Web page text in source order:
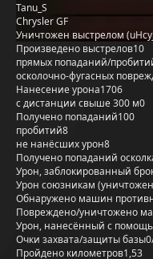
Tanu_S
Chrysler GF
Уничтожен выстрелом
Произведено выстрелов10
прямых попаданий/
осколочно-фугасных
Нанесение урона1706
с дистанции свыше 300 м0
Получено попаданий100
пробитий8
не нанёсших урон8
Получено попаданий
Урон, заблокированный
Урон союзникам
Обнаружено машин
Повреждено/уничтожено
Урон, нанесённый с
Очки захвата/защиты базы
Пройдено километров1,53